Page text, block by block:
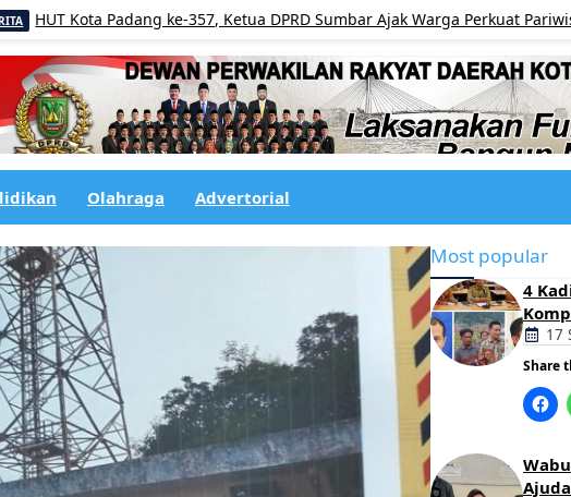
Padang ke-357, Ketua DPRD Sumbar Ajak Warga Perkuat Pariwisata,
Olahraga Advertorial
Most popular
4
Diri,
Oloan
17
Share